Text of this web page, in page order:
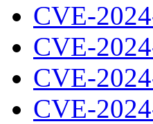
CVE-
CVE-
CVE-
CVE-